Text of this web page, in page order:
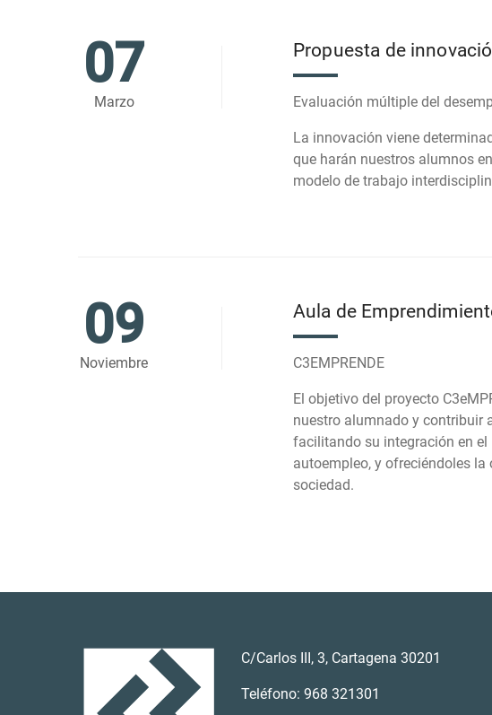
07
Marzo
Propuesta de
Evaluación múltiple del
La innovación viene
que harán nuestros alumnos
modelo de trabajo
09
Noviembre
Aula de
C3EMPRENDE
El objetivo del proyecto
nuestro alumnado y contribuir
facilitando su integración en el
autoempleo, y ofreciéndoles
sociedad.
C/Carlos III, 3, Cartagena 30201
Teléfono: 968 321301